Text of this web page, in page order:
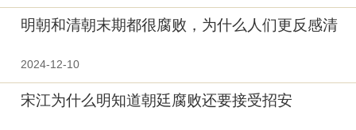
明朝和清朝末期都很腐败，为什么人们更反感清
2024-12-10
宋江为什么明知道朝廷腐败还要接受招安